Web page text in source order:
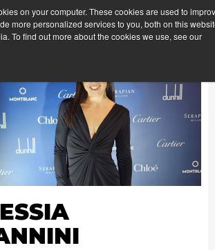
on your computer. These cookies are used to
more personalized services to you, both on this
To find out more about the cookies we use, see our